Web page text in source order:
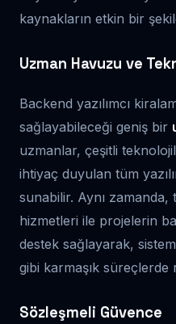
kaynakların etkin bir
Uzman Havuzu ve
Backend yazılımcı
sağlayabileceği geniş bir
uzmanlar, çeşitli
ihtiyaç duyulan tüm
sunabilir. Aynı zamanda,
hizmetleri ile projelerin
destek sağlayarak,
gibi karmaşık süreçlerde
Sözleşmeli Güvence